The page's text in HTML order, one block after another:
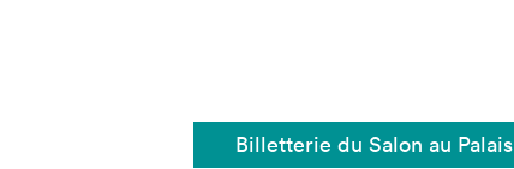
Billetterie du Salon au Palais